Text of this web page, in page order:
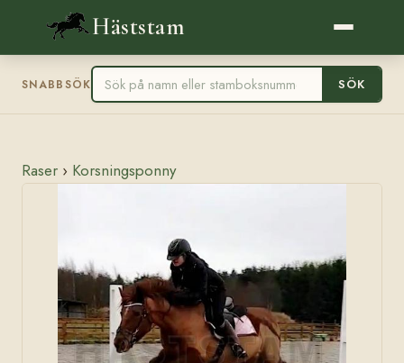
Häststam
SNABBSÖK SÖK
Raser › Korsningsponny